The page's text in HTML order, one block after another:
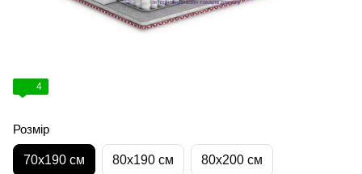
4
Розмір
70х190 см 80х190 см 80х200 см